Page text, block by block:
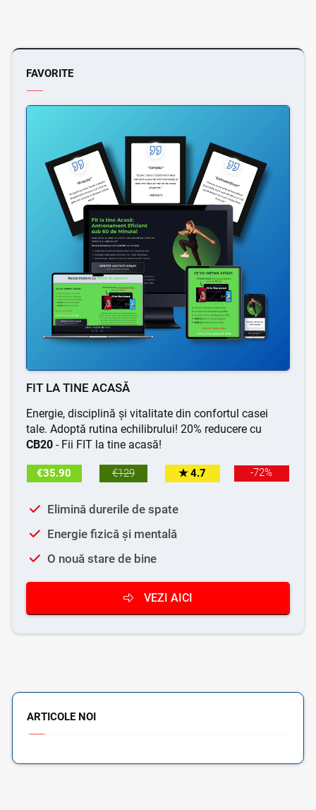
FAVORITE
FIT LA TINE ACASĂ
Energie, disciplină și vitalitate din confortul casei
tale. Adoptă rutina echilibrului! 20% reducere cu
CB20 - Fii FIT la tine acasă!
€35.90 €129 ★ 4.7 -72%
Elimină durerile de spate
Energie fizică și mentală
O nouă stare de bine
VEZI AICI
ARTICOLE NOI